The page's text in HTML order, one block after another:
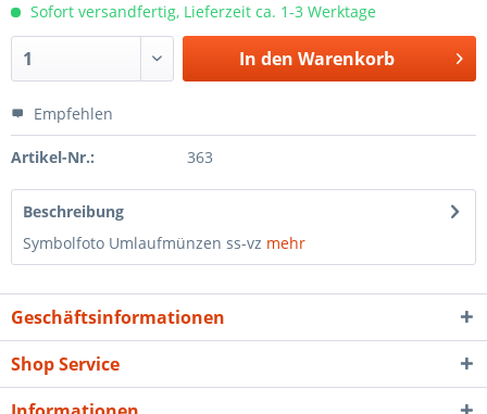
Sofort versandfertig, Lieferzeit ca. 1-3 Werktage
In den Warenkorb
Empfehlen
Artikel-Nr.: 363
Beschreibung
Symbolfoto Umlaufmünzen ss-vz mehr
Geschäftsinformationen
Shop Service